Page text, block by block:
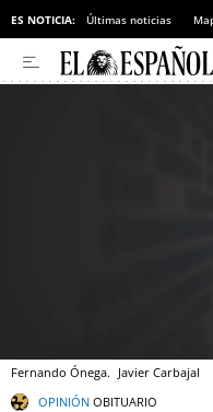
ES NOTICIA: Últimas noticias
Fernando Ónega. Javier Carbajal
OPINIÓN OBITUARIO